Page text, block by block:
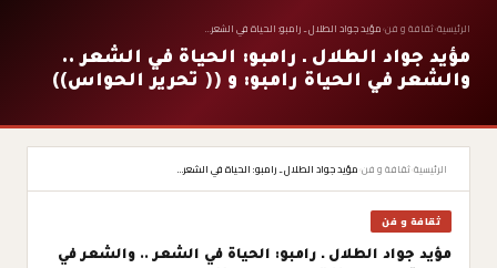
الرئيسية›ثقافة و فن›مؤيد جواد الطلال ـ رامبو: الحياة في الشعر…
مؤيد جواد الطلال ـ رامبو: الحياة في الشعر ..
والشعر في الحياة رامبو: و (( تحرير الحواس))
الرئيسية›ثقافة و فن›مؤيد جواد الطلال ـ رامبو: الحياة في الشعر…
ثقافة و فن
مؤيد جواد الطلال ـ رامبو: الحياة في الشعر .. والشعر في